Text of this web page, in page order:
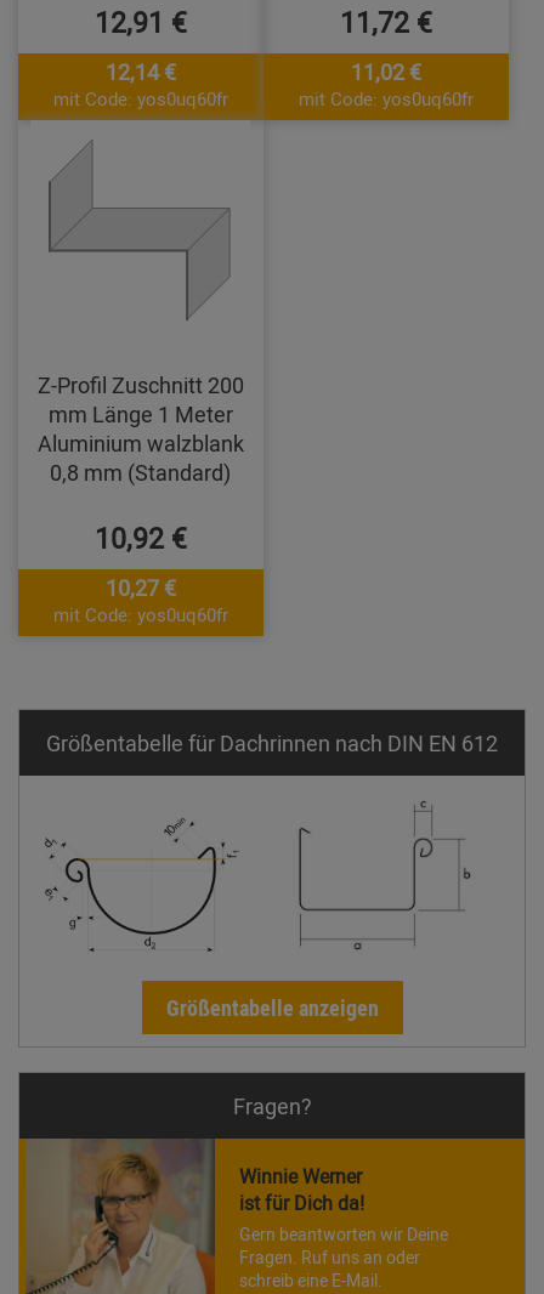
12,91 €
12,14 €
mit Code: yos0uq60fr
11,72 €
11,02 €
mit Code: yos0uq60fr
Z-Profil Zuschnitt 200
mm Länge 1 Meter
Aluminium walzblank
0,8 mm (Standard)
10,92 €
10,27 €
mit Code: yos0uq60fr
Größentabelle für Dachrinnen nach DIN EN 612
Größentabelle anzeigen
Fragen?
Winnie Werner
ist für Dich da!
Gern beantworten wir Deine
Fragen. Ruf uns an oder
schreib eine E-Mail.